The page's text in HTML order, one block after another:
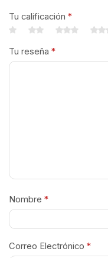
Tu calificación *
Tu reseña *
Nombre *
Correo Electrónico *